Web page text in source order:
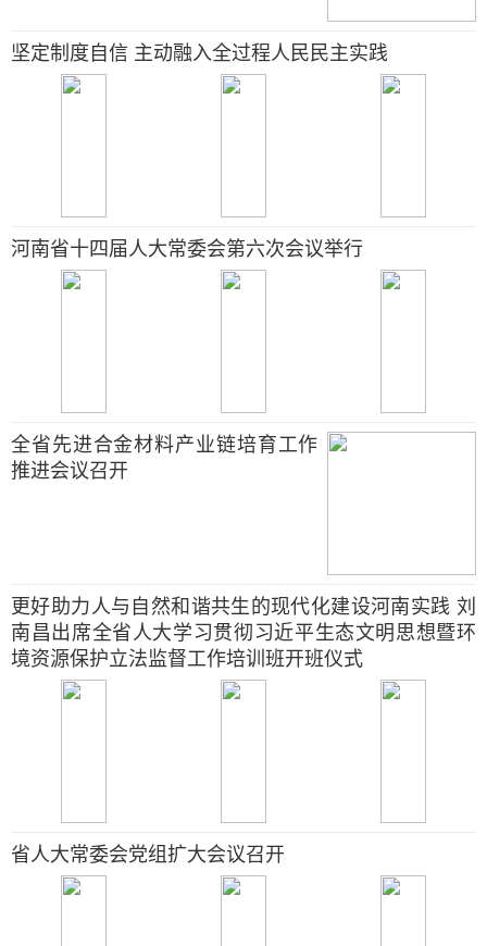
坚定制度自信 主动融入全过程人民民主实践
河南省十四届人大常委会第六次会议举行
全省先进合金材料产业链培育工作
推进会议召开
更好助力人与自然和谐共生的现代化建设河南实践 刘
南昌出席全省人大学习贯彻习近平生态文明思想暨环
境资源保护立法监督工作培训班开班仪式
省人大常委会党组扩大会议召开